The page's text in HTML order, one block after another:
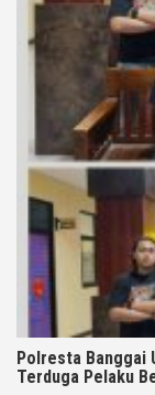
Polresta Banggai
Terduga Pelaku